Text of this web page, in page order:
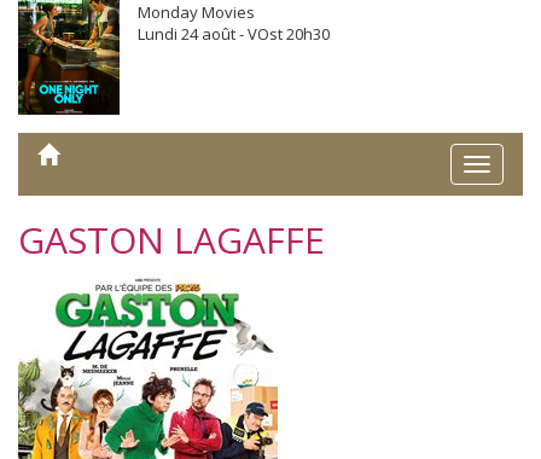
Monday Movies
Lundi 24 août - VOst 20h30
Toggle
GASTON LAGAFFE